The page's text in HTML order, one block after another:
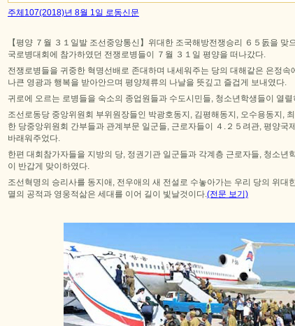
주체107(2018)년 8월 1일 로동신문
【평양 ７월 ３１일발 조선중앙통신】위대한 조국해방전쟁승리 ６５돐을 맞
국로병대회에 참가하였던 전쟁로병들이 ７월 ３１일 평양을 떠나갔다.
전쟁로병들을 귀중한 혁명선배로 존대하며 내세워주는 당의 대해같은 은정속
나큰 영광과 행복을 받아안으며 평양체류의 나날을 뜻깊고 즐겁게 보내였다.
귀로에 오르는 로병들을 숙소의 종업원들과 수도시민들, 청소년학생들이 열렬
조선로동당 중앙위원회 부위원장들인 박광호동지, 김평해동지, 오수용동지,
한 당중앙위원회 간부들과 관계부문 일군들, 근로자들이 ４.２５려관, 평양국
바래워주었다.
한편 대회참가자들을 지방의 당, 정권기관 일군들과 각계층 근로자들, 청소년
이 반갑게 맞이하였다.
조선혁명의 승리사를 동지애, 전우애의 새 전설로 수놓아가는 우리 당의 위대
멸의 공적과 영웅적삶은 세대를 이어 길이 빛날것이다. (전문 보기)